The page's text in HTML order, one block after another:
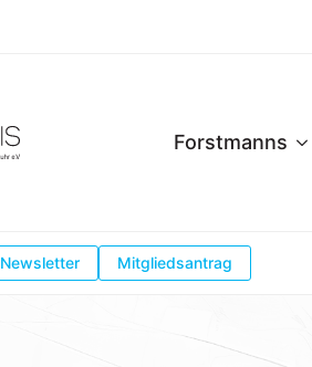
Forstmanns
Newsletter Mitgliedsantrag